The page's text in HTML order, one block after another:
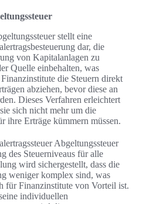
stellt eine
dar, die
von Kapitalanlagen zu
Quelle einbehalten, was
die Steuern direkt
abziehen, bevor diese an
Dieses Verfahren erleichtert
sich nicht mehr um die
ihre Erträge kümmern müssen.
Abgeltungssteuer
des Steuerniveaus für alle
wird sichergestellt, dass die
weniger komplex sind, was
für Finanzinstitute von Vorteil ist.
individuellen